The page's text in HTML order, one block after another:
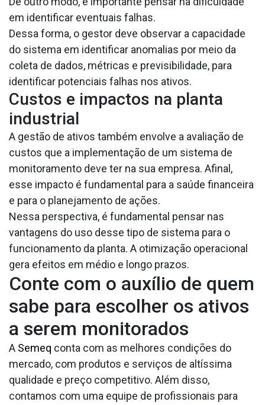
em identificar eventuais falhas.
Dessa forma, o gestor deve observar a capacidade
do sistema em identificar anomalias por meio da
coleta de dados, métricas e previsibilidade, para
identificar potenciais falhas nos ativos.
Custos e impactos na planta
industrial
A gestão de ativos também envolve a avaliação de
custos que a implementação de um sistema de
monitoramento deve ter na sua empresa. Afinal,
esse impacto é fundamental para a saúde financeira
e para o planejamento de ações.
Nessa perspectiva, é fundamental pensar nas
vantagens do uso desse tipo de sistema para o
funcionamento da planta. A otimização operacional
gera efeitos em médio e longo prazos.
Conte com o auxílio de quem
sabe para escolher os ativos
a serem monitorados
A Semeq conta com as melhores condições do
mercado, com produtos e serviços de altíssima
qualidade e preço competitivo. Além disso,
contamos com uma equipe de profissionais para